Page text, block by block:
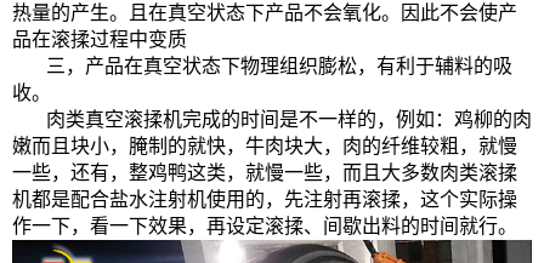
热量的产生。且在真空状态下产品不会氧化。因此不会使产
品在滚揉过程中变质
三，产品在真空状态下物理组织膨松，有利于辅料的吸
收。
肉类真空滚揉机完成的时间是不一样的，例如：鸡柳的肉
嫩而且块小，腌制的就快，牛肉块大，肉的纤维较粗，就慢
一些，还有，整鸡鸭这类，就慢一些，而且大多数肉类滚揉
机都是配合盐水注射机使用的，先注射再滚揉，这个实际操
作一下，看一下效果，再设定滚揉、间歇出料的时间就行。